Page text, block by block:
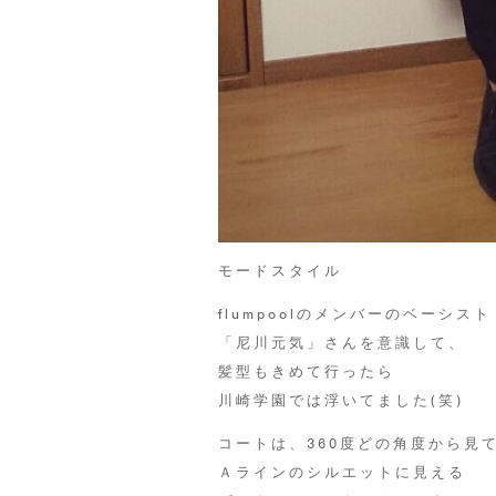
モードスタイル
flumpoolのメンバーのベーシスト
「尼川元気」さんを意識して、
髪型もきめて行ったら
川崎学園では浮いてました(笑)
コートは、360度どの角度から見
Ａラインのシルエットに見える